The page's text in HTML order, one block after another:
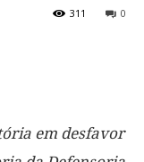
0
311
em desfavor